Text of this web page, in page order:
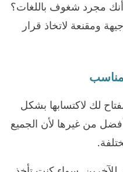
أنك مجرد شغوف باللغات؟
ومقنعة لاتخاذ قرار
لك لاكتسابها بشكل
من غيرها لأن الجميع